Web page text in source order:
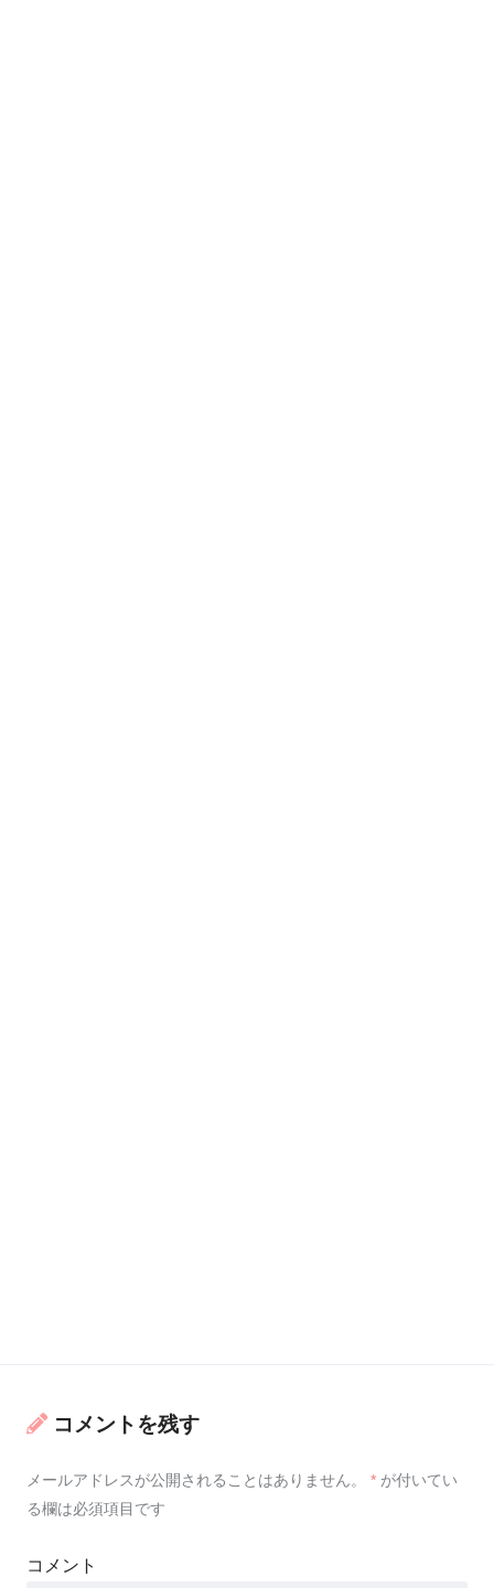
コメントを残す
メールアドレスが公開されることはありません。 * が付いてい
る欄は必須項目です
コメント